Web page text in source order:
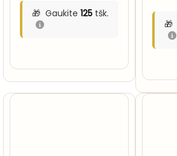
Gaukite 125tšk.